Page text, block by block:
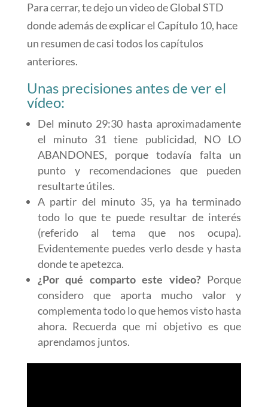
Para cerrar, te dejo un video de Global STD
donde además de explicar el Capítulo 10, hace
un resumen de casi todos los capítulos
anteriores.
Unas precisiones antes de ver el
vídeo:
Del minuto 29:30 hasta aproximadamente
el minuto 31 tiene publicidad, NO LO
ABANDONES, porque todavía falta un
punto y recomendaciones que pueden
resultarte útiles.
A partir del minuto 35, ya ha terminado
todo lo que te puede resultar de interés
(referido al tema que nos ocupa).
Evidentemente puedes verlo desde y hasta
donde te apetezca.
¿Por qué comparto este video?Porque
considero que aporta mucho valor y
complementa todo lo que hemos visto hasta
ahora. Recuerda que mi objetivo es que
aprendamos juntos.